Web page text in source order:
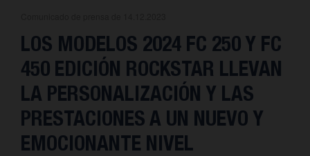
Contacto
LOS MODELOS 2024 FC 250 Y FC
450 EDICIÓN ROCKSTAR LLEVAN
LA PERSONALIZACIÓN Y LAS
PRESTACIONES A UN NUEVO Y
EMOCIONANTE NIVEL